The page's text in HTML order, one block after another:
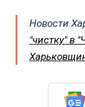
Новости
"чистку" в